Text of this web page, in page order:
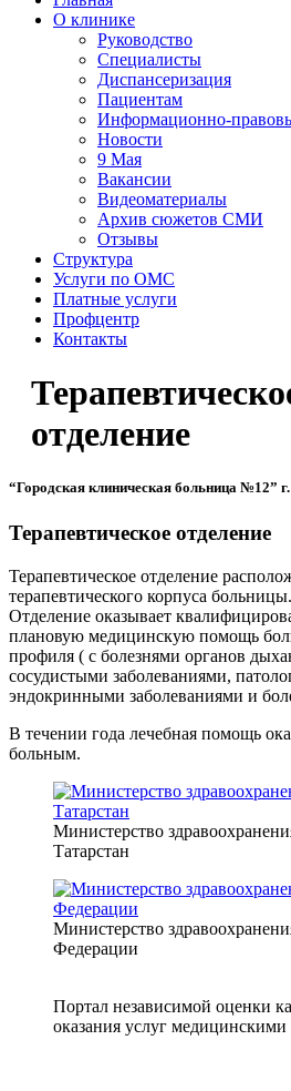
О клинике
Руководство
Специалисты
Диспансеризация
Пациентам
Информационно-
Новости
9 Мая
Вакансии
Видеоматериалы
Архив сюжетов СМИ
Отзывы
Структура
Услуги по ОМС
Платные услуги
Профцентр
Контакты
отделение
“Городская клиническая больница №12”
Терапевтическое отделение
Терапевтическое отделение
терапевтического корпуса больницы.
Отделение оказывает
плановую медицинскую помощь
профиля ( с болезнями органов
сосудистыми заболеваниями,
эндокринными заболеваниями и
В течении года лечебная помощь
больным.
Министерство
Татарстан
Министерство
Федерации
Портал независимой оценки
оказания услуг